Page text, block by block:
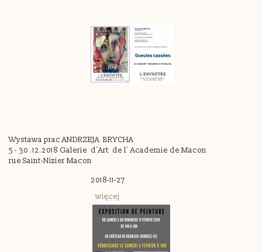
Wystawa prac ANDRZEJA BRYCHA
5 - 30 .12.2018 Galerie d´Art de l` Academie de Macon
rue Saint-Nizier Macon
2018-11-27
więcej